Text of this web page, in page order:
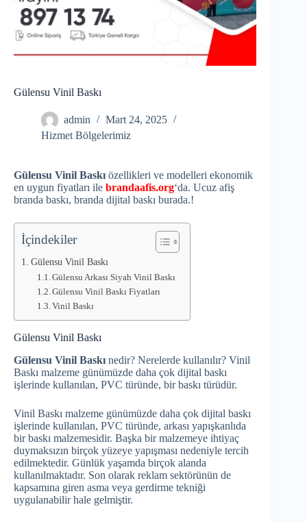
Gülensu Vinil Baskı
admin
Mart 24, 2025
Hizmet Bölgelerimiz
Gülensu Vinil Baskı özellikleri ve modelleri ekonomik
en uygun fiyatları ile brandaafis.org‘da. Ucuz afiş
branda baskı, branda dijital baskı burada.!
İçindekiler
Gülensu Vinil Baskı
Gülensu Arkası Siyah Vinil Baskı
Gülensu Vinil Baskı Fiyatları
Vinil Baskı
Gülensu Vinil Baskı
Gülensu Vinil Baskı nedir? Nerelerde kullanılır? Vinil
Baskı malzeme günümüzde daha çok dijital baskı
işlerinde kullanılan, PVC türünde, bir baskı türüdür.
Vinil Baskı malzeme günümüzde daha çok dijital baskı
işlerinde kullanılan, PVC türünde, arkası yapışkanlıda
bir baskı malzemesidir. Başka bir malzemeye ihtiyaç
duymaksızın birçok yüzeye yapışması nedeniyle tercih
edilmektedir. Günlük yaşamda birçok alanda
kullanılmaktadır. Son olarak reklam sektörünün de
kapsamına giren asma veya gerdirme tekniği
uygulanabilir hale gelmiştir.